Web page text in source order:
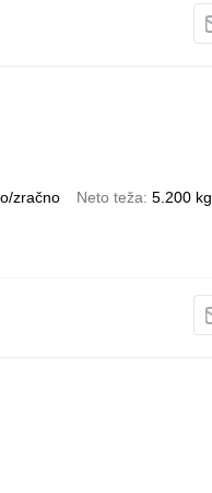
zračno Neto teža 5.200 kg